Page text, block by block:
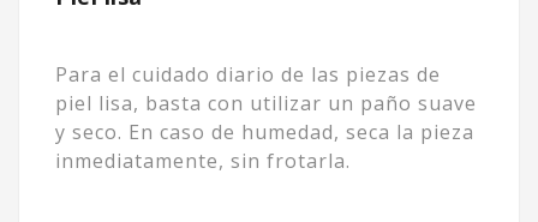
Para el cuidado diario de las piezas de
piel lisa, basta con utilizar un paño suave
y seco. En caso de humedad, seca la pieza
inmediatamente, sin frotarla.